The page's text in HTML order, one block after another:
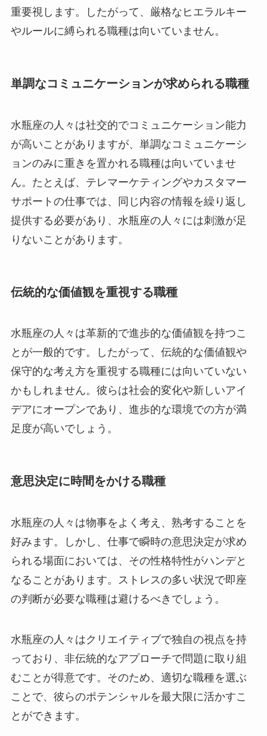
重要視します。したがって、厳格なヒエラルキー
やルールに縛られる職種は向いていません。
単調なコミュニケーションが求められる職種
水瓶座の人々は社交的でコミュニケーション能力
が高いことがありますが、単調なコミュニケーシ
ョンのみに重きを置かれる職種は向いていませ
ん。たとえば、テレマーケティングやカスタマー
サポートの仕事では、同じ内容の情報を繰り返し
提供する必要があり、水瓶座の人々には刺激が足
りないことがあります。
伝統的な価値観を重視する職種
水瓶座の人々は革新的で進歩的な価値観を持つこ
とが一般的です。したがって、伝統的な価値観や
保守的な考え方を重視する職種には向いていない
かもしれません。彼らは社会的変化や新しいアイ
デアにオープンであり、進歩的な環境での方が満
足度が高いでしょう。
意思決定に時間をかける職種
水瓶座の人々は物事をよく考え、熟考することを
好みます。しかし、仕事で瞬時の意思決定が求め
られる場面においては、その性格特性がハンデと
なることがあります。ストレスの多い状況で即座
の判断が必要な職種は避けるべきでしょう。
水瓶座の人々はクリエイティブで独自の視点を持
っており、非伝統的なアプローチで問題に取り組
むことが得意です。そのため、適切な職種を選ぶ
ことで、彼らのポテンシャルを最大限に活かすこ
とができます。